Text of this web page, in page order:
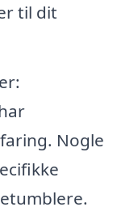
til dit
Nogle